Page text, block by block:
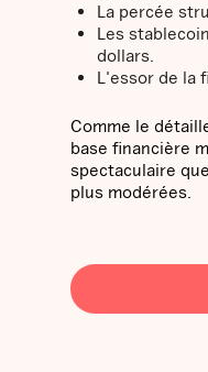
La percée
Les
dollars.
L'essor de la
Comme le
base financière
spectaculaire
plus modérées.